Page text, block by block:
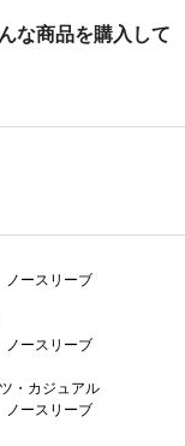
な商品を購入して
ノースリーブ
ノースリーブ
・カジュアル
ノースリーブ